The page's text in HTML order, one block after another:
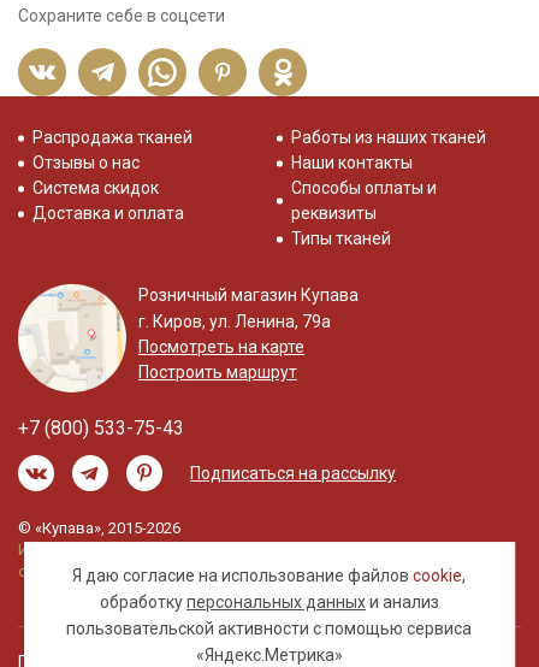
Сохраните себе в соцсети
Я даю согласие на использование файловcookie,
обработкуперсональных данныхи анализ
пользовательской активности с помощью сервиса
«Яндекс.Метрика»
Распродажа тканей
Отзывы о нас
Система скидок
Доставка и оплата
Работы из наших тканей
Наши контакты
Способы оплаты и
реквизиты
Типы тканей
Розничный магазин Купава
г. Киров, ул. Ленина, 79а
Посмотреть на карте
Построить маршрут
+7 (800) 533-75-43
Подписаться на рассылку
© «Купава», 2015-2026
Информация на сайте не является публичной
офертой.
Правовая информация